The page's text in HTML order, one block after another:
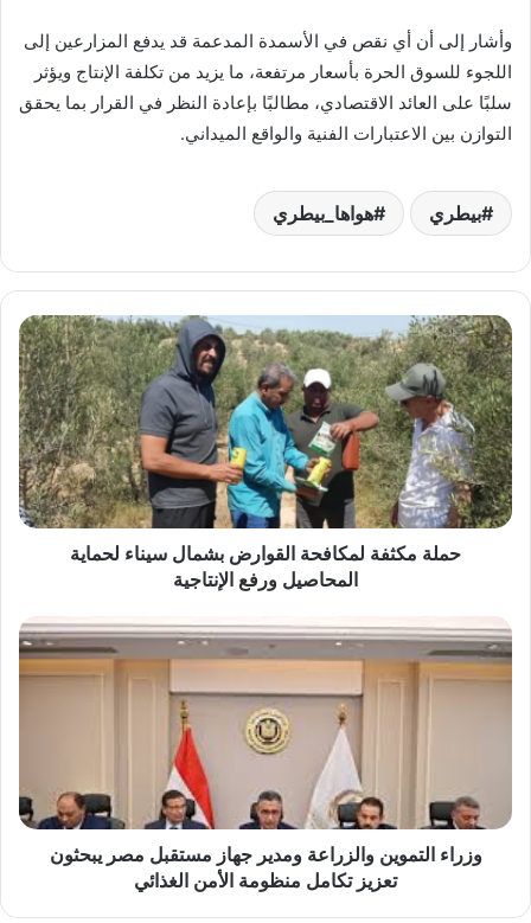
وأشار إلى أن أي نقص في الأسمدة المدعمة قد يدفع المزارعين إلى
اللجوء للسوق الحرة بأسعار مرتفعة، ما يزيد من تكلفة الإنتاج ويؤثر
سلبًا على العائد الاقتصادي، مطالبًا بإعادة النظر في القرار بما يحقق
التوازن بين الاعتبارات الفنية والواقع الميداني.
بيطري هواها_بيطري
حملة
مكثفة
لمكافحة
القوارض
بشمال
سيناء
لحماية
المحاصيل
ورفع
حملة مكثفة لمكافحة القوارض بشمال سيناء لحماية
المحاصيل ورفع الإنتاجية
وزراء
التموين
والزراعة
يبحثون
تعزيز
تكاملوزراء التموين والزراعة ومدير جهاز مستقبل مصر يبحثون
تعزيز تكامل منظومة الأمن الغذائي